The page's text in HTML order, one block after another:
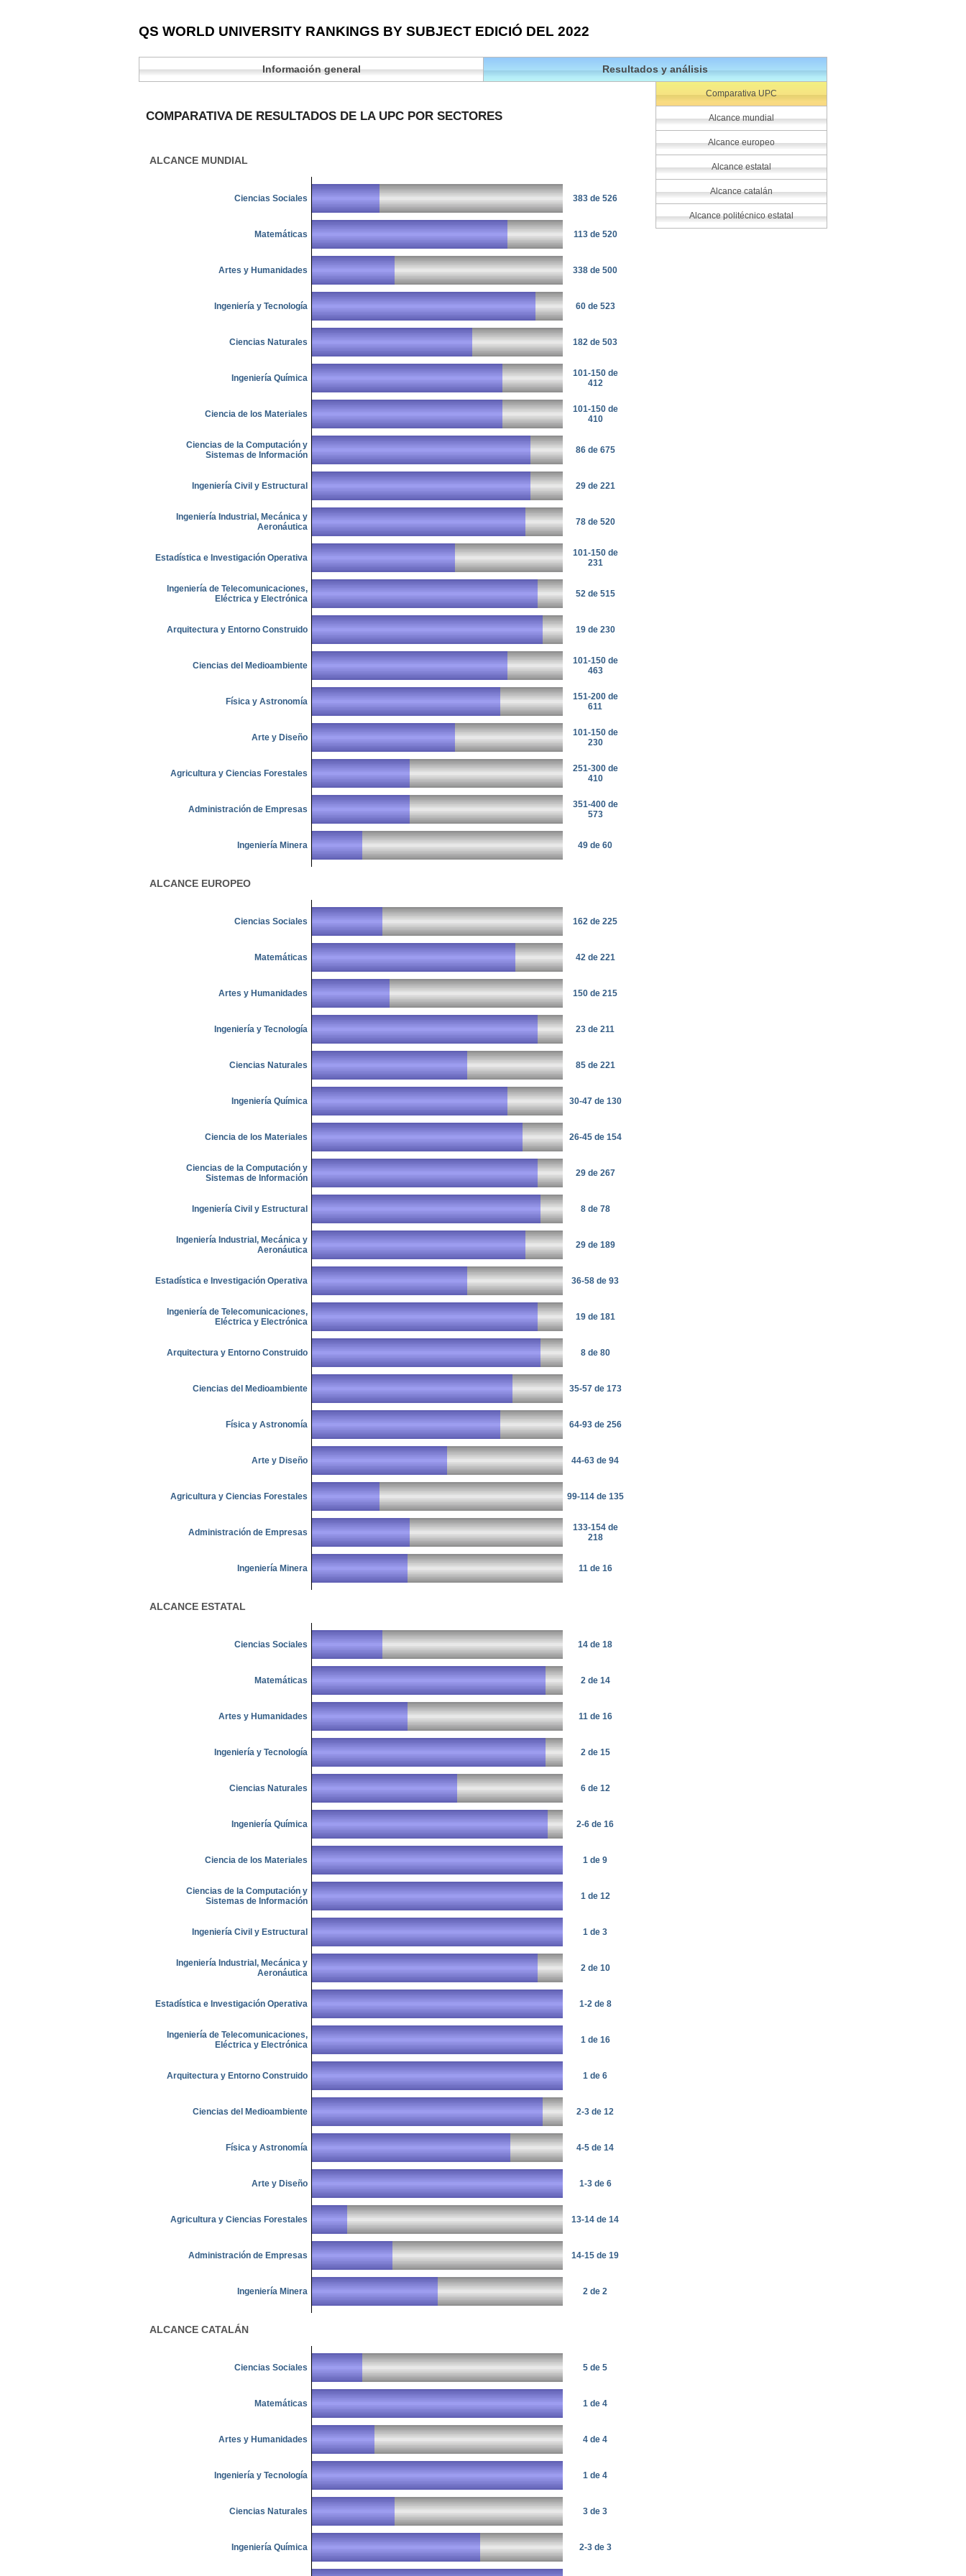
QS WORLD UNIVERSITY RANKINGS BY SUBJECT EDICIÓ DEL 2022
Información general Resultados y análisis
COMPARATIVA DE RESULTADOS DE LA UPC POR SECTORES
ALCANCE MUNDIAL
Ciencias Sociales 383 de 526
Matemáticas 113 de 520
Artes y Humanidades 338 de 500
Ingeniería y Tecnología 60 de 523
Ciencias Naturales 182 de 503
Ingeniería Química
101-150 de
412
Ciencia de los Materiales
101-150 de
410
Ciencias de la Computación y
Sistemas de Información
86 de 675
Ingeniería Civil y Estructural 29 de 221
Ingeniería Industrial, Mecánica y
Aeronáutica
78 de 520
Estadística e Investigación Operativa
101-150 de
231
Ingeniería de Telecomunicaciones,
Eléctrica y Electrónica
52 de 515
Arquitectura y Entorno Construido 19 de 230
Ciencias del Medioambiente
101-150 de
463
Física y Astronomía
151-200 de
611
Arte y Diseño
101-150 de
230
Agricultura y Ciencias Forestales
251-300 de
410
Administración de Empresas
351-400 de
573
Ingeniería Minera 49 de 60
ALCANCE EUROPEO
Ciencias Sociales 162 de 225
Matemáticas 42 de 221
Artes y Humanidades 150 de 215
Ingeniería y Tecnología 23 de 211
Ciencias Naturales 85 de 221
Ingeniería Química 30-47 de 130
Ciencia de los Materiales 26-45 de 154
Ciencias de la Computación y
Sistemas de Información
29 de 267
Ingeniería Civil y Estructural 8 de 78
Ingeniería Industrial, Mecánica y
Aeronáutica
29 de 189
Estadística e Investigación Operativa 36-58 de 93
Ingeniería de Telecomunicaciones,
Eléctrica y Electrónica
19 de 181
Arquitectura y Entorno Construido 8 de 80
Ciencias del Medioambiente 35-57 de 173
Física y Astronomía 64-93 de 256
Arte y Diseño 44-63 de 94
Agricultura y Ciencias Forestales 99-114 de 135
Administración de Empresas
133-154 de
218
Ingeniería Minera 11 de 16
ALCANCE ESTATAL
Ciencias Sociales 14 de 18
Matemáticas 2 de 14
Artes y Humanidades 11 de 16
Ingeniería y Tecnología 2 de 15
Ciencias Naturales 6 de 12
Ingeniería Química 2-6 de 16
Ciencia de los Materiales 1 de 9
Ciencias de la Computación y
Sistemas de Información
1 de 12
Ingeniería Civil y Estructural 1 de 3
Ingeniería Industrial, Mecánica y
Aeronáutica
2 de 10
Estadística e Investigación Operativa 1-2 de 8
Ingeniería de Telecomunicaciones,
Eléctrica y Electrónica
1 de 16
Arquitectura y Entorno Construido 1 de 6
Ciencias del Medioambiente 2-3 de 12
Física y Astronomía 4-5 de 14
Arte y Diseño 1-3 de 6
Agricultura y Ciencias Forestales 13-14 de 14
Administración de Empresas 14-15 de 19
Ingeniería Minera 2 de 2
ALCANCE CATALÁN
Ciencias Sociales 5 de 5
Matemáticas 1 de 4
Artes y Humanidades 4 de 4
Ingeniería y Tecnología 1 de 4
Ciencias Naturales 3 de 3
Ingeniería Química 2-3 de 3
Comparativa UPC
Alcance mundial
Alcance europeo
Alcance estatal
Alcance catalán
Alcance politécnico estatal